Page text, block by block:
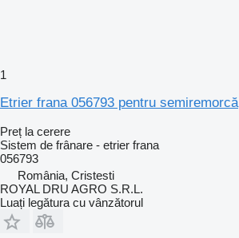
1
Etrier frana 056793 pentru semiremorcă
Preț la cerere
Sistem de frânare - etrier frana
056793
România, Cristesti
ROYAL DRU AGRO S.R.L.
Luați legătura cu vânzătorul